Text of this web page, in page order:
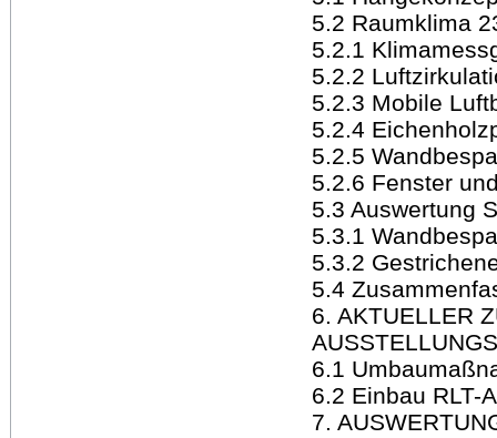
5.2 Raumklima
5.2.1
5.2.2
5.2.3 Mobile
5.2.4
5.2.5
5.2.6 Fenster
5.3 Auswertung
5.3.1
5.3.2
5.4
6. AKTUELLER
6.1
6.2 Einbau RLT-
7.